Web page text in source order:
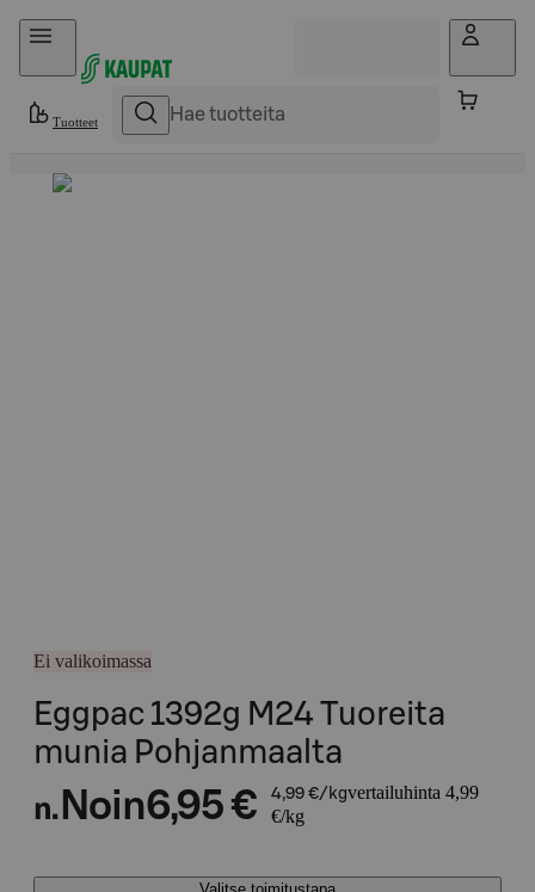
Hyppää sisältöön
Tuotteet
Ei valikoimassa
Eggpac 1392g M24 Tuoreita
munia Pohjanmaalta
n. Noin6,95 € 4,99 €/kgvertailuhinta 4,99
€/kg